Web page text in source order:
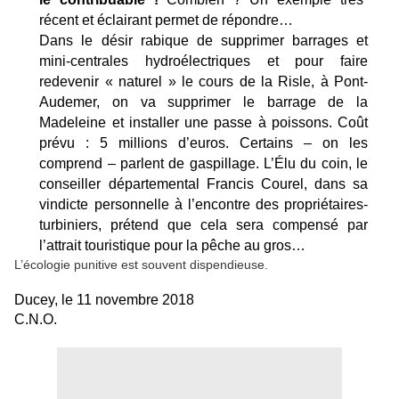
récent et éclairant permet de répondre…
Dans le désir rabique de supprimer barrages et
mini-centrales hydroélectriques et pour faire
redevenir « naturel » le cours de la Risle, à Pont-
Audemer, on va supprimer le barrage de la
Madeleine et installer une passe à poissons. Coût
prévu : 5 millions d’euros. Certains – on les
comprend – parlent de gaspillage. L’Élu du coin, le
conseiller départemental Francis Courel, dans sa
vindicte personnelle à l’encontre des propriétaires-
turbiniers, prétend que cela sera compensé par
l’attrait touristique pour la pêche au gros…
L’écologie punitive est souvent dispendieuse.
Ducey, le 11 novembre 2018
C.N.O.